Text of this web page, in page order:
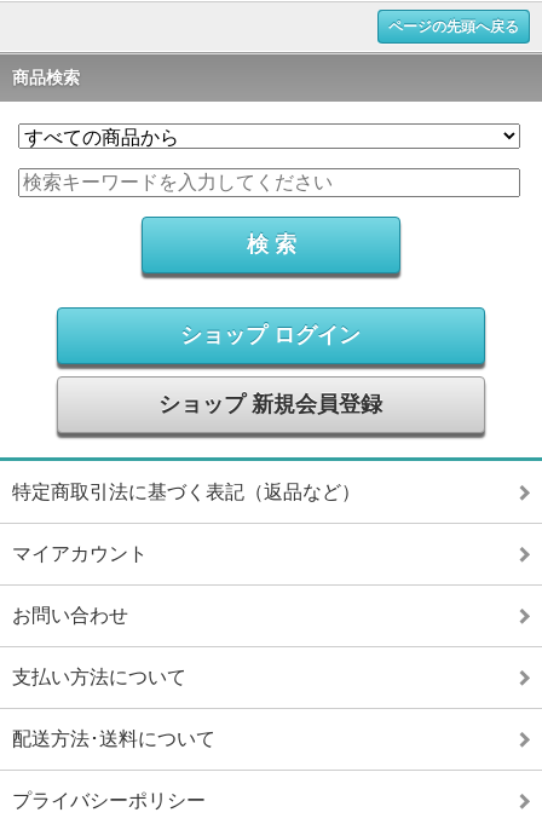
ページの先頭へ戻る
商品検索
ショップ ログイン
ショップ 新規会員登録
特定商取引法に基づく表記（返品など）
マイアカウント
お問い合わせ
支払い方法について
配送方法･送料について
プライバシーポリシー